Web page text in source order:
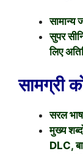
सामान्य
सुपर
लिए
सामग्री
सरल
मुख्य
DLC,